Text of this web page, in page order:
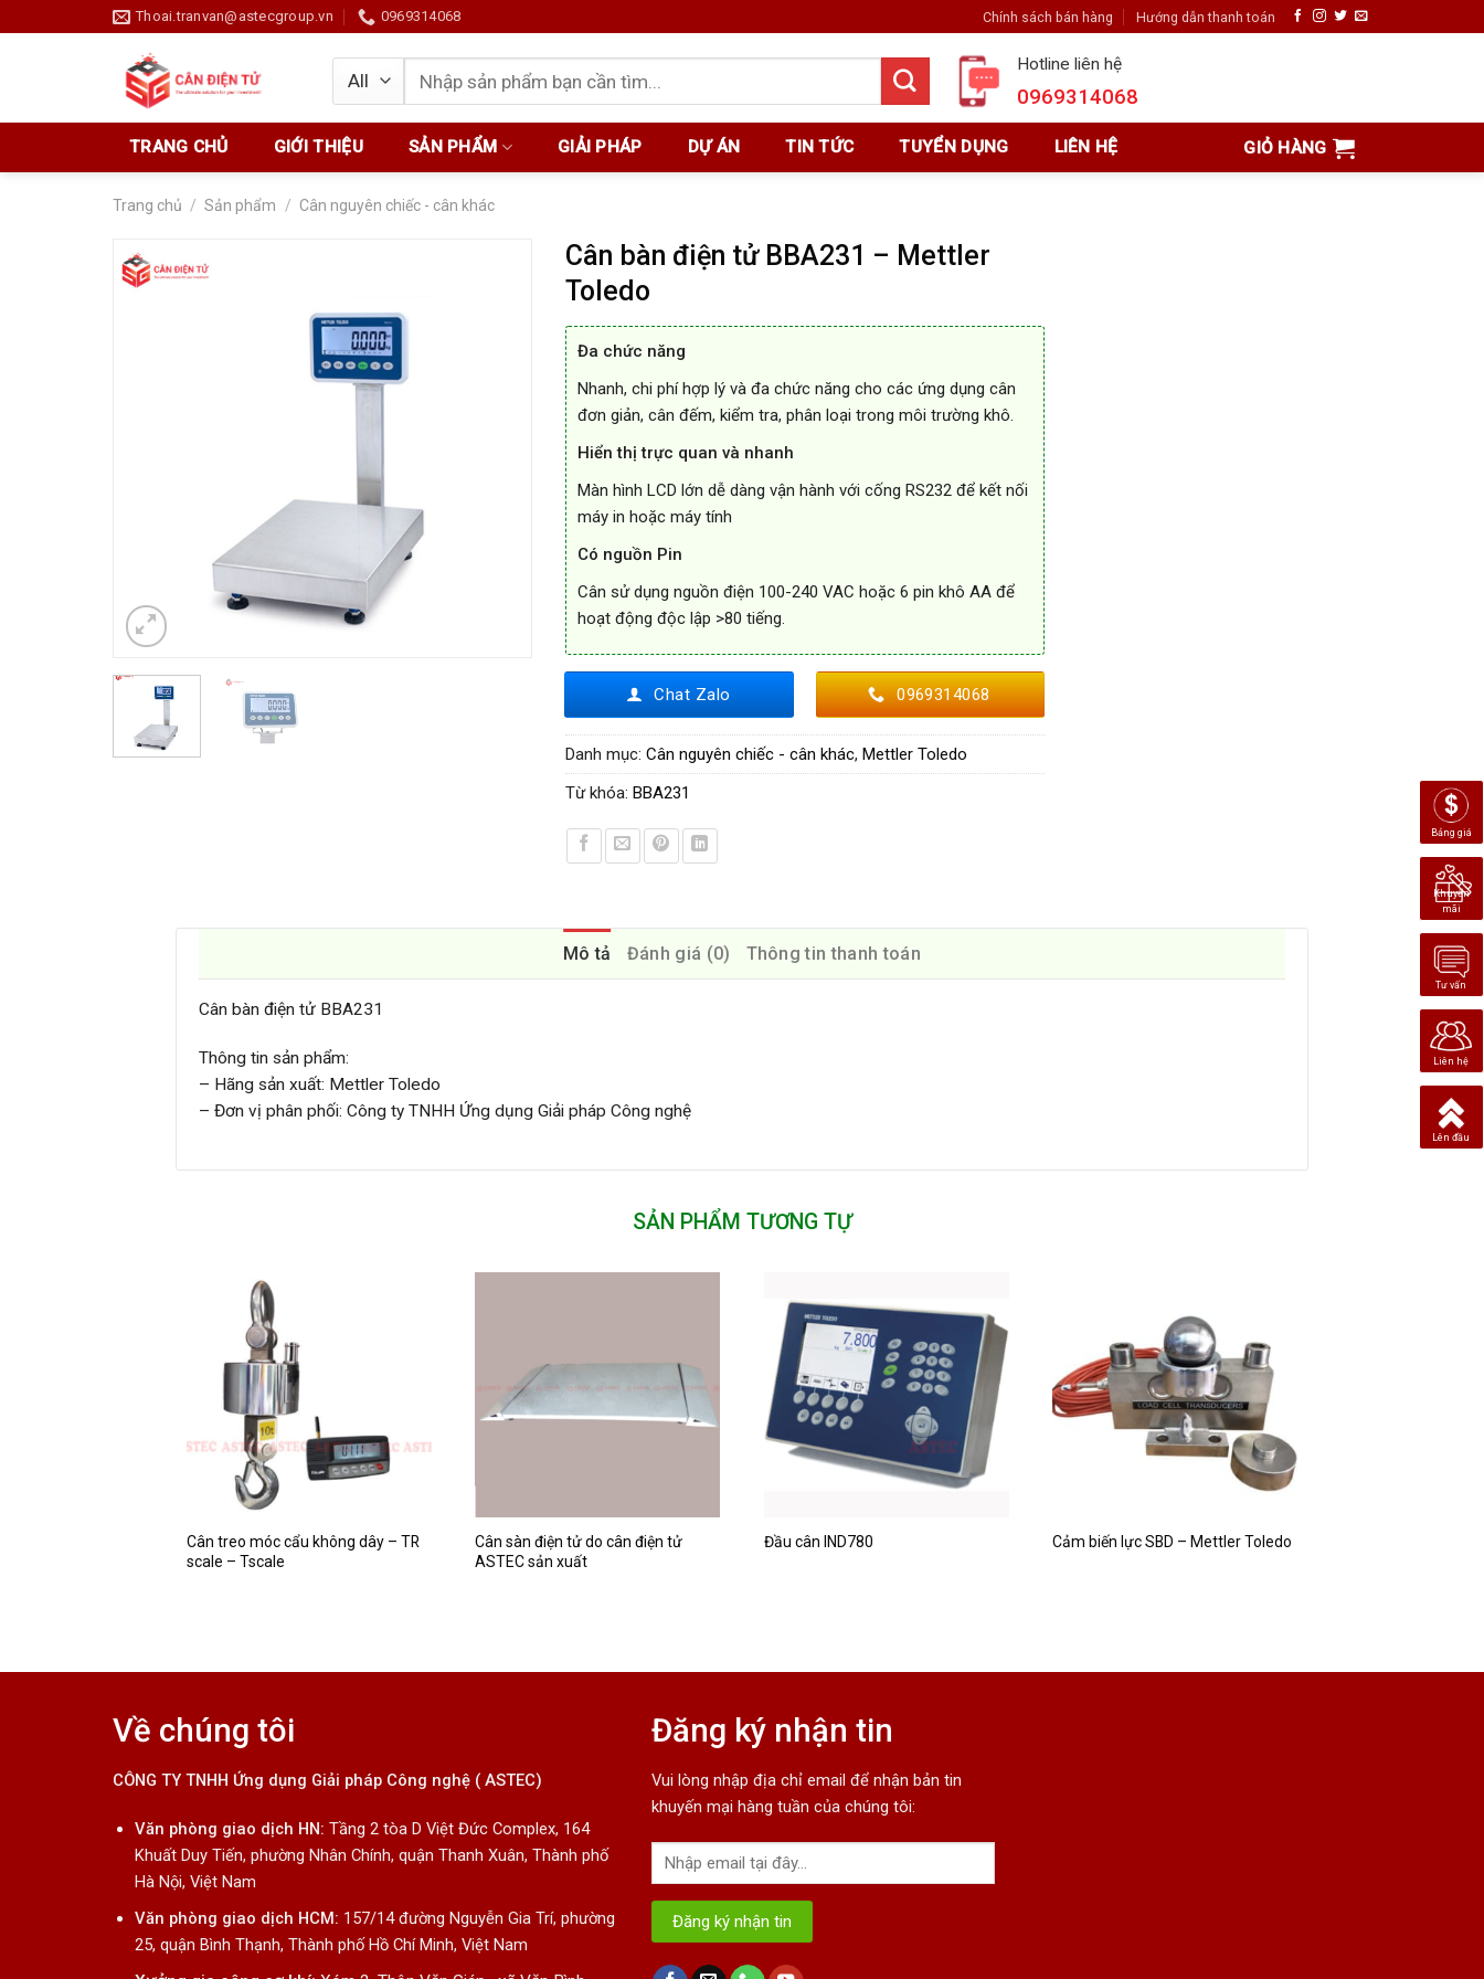
to
Thoai.tranvan@astecgroup.vn 0969314068 Chính sách bán hàng Hướng dẫn thanh toán
Tìm
kiếm:
Hotline liên hệ
0969314068
TRANG CHỦ GIỚI THIỆU SẢN PHẨM GIẢI PHÁP DỰ ÁN TIN TỨC TUYỂN DỤNG LIÊN HỆ GIỎ HÀNG
Trang chủ / Sản phẩm / Cân nguyên chiếc - cân khác
Cân bàn điện tử BBA231 – Mettler
Toledo
Đa chức năng
Nhanh, chi phí hợp lý và đa chức năng cho các ứng dụng cân
đơn giản, cân đếm, kiểm tra, phân loại trong môi trường khô.
Hiển thị trực quan và nhanh
Màn hình LCD lớn dễ dàng vận hành với cống RS232 để kết nối
máy in hoặc máy tính
Có nguồn Pin
Cân sử dụng nguồn điện 100-240 VAC hoặc 6 pin khô AA để
hoạt động độc lập >80 tiếng.
Chat Zalo 0969314068
Danh mục: Cân nguyên chiếc - cân khác, Mettler Toledo
Từ khóa: BBA231
Mô tả Đánh giá (0) Thông tin thanh toán
Cân bàn điện tử BBA231
Thông tin sản phẩm:
– Hãng sản xuất: Mettler Toledo
– Đơn vị phân phối: Công ty TNHH Ứng dụng Giải pháp Công nghệ
SẢN PHẨM TƯƠNG TỰ
Cân treo móc cẩu không dây – TR
scale – Tscale
Cân sàn điện tử do cân điện tử
ASTEC sản xuất
Đầu cân IND780 Cảm biến lực SBD – Mettler Toledo
Về chúng tôi
CÔNG TY TNHH Ứng dụng Giải pháp Công nghệ ( ASTEC)
Văn phòng giao dịch HN: Tầng 2 tòa D Việt Đức Complex, 164
Khuất Duy Tiến, phường Nhân Chính, quận Thanh Xuân, Thành phố
Hà Nội, Việt Nam
Văn phòng giao dịch HCM: 157/14 đường Nguyễn Gia Trí, phường
25, quận Bình Thạnh, Thành phố Hồ Chí Minh, Việt Nam
Đăng ký nhận tin
Vui lòng nhập địa chỉ email để nhận bản tin
khuyến mại hàng tuần của chúng tôi:
Bảng giá
Khuyến
mãi
Tư vấn
Liên hệ
Lên đầu